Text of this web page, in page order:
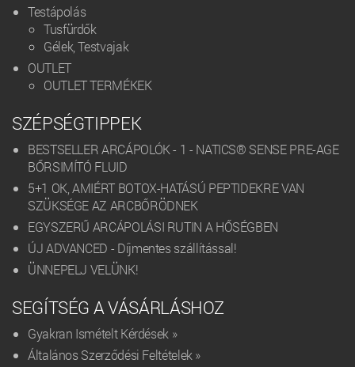
Testápolás
Tusfürdők
Gélek, Testvajak
OUTLET
OUTLET TERMÉKEK
SZÉPSÉGTIPPEK
BESTSELLER ARCÁPOLÓK - 1 - NATICS® SENSE PRE-AGE
BŐRSIMÍTÓ FLUID
5+1 OK, AMIÉRT BOTOX-HATÁSÚ PEPTIDEKRE VAN
SZÜKSÉGE AZ ARCBŐRÖDNEK
EGYSZERŰ ARCÁPOLÁSI RUTIN A HŐSÉGBEN
ÚJ ADVANCED - Díjmentes szállítással!
ÜNNEPELJ VELÜNK!
SEGÍTSÉG A VÁSÁRLÁSHOZ
Gyakran Ismételt Kérdések »
Általános Szerződési Feltételek »